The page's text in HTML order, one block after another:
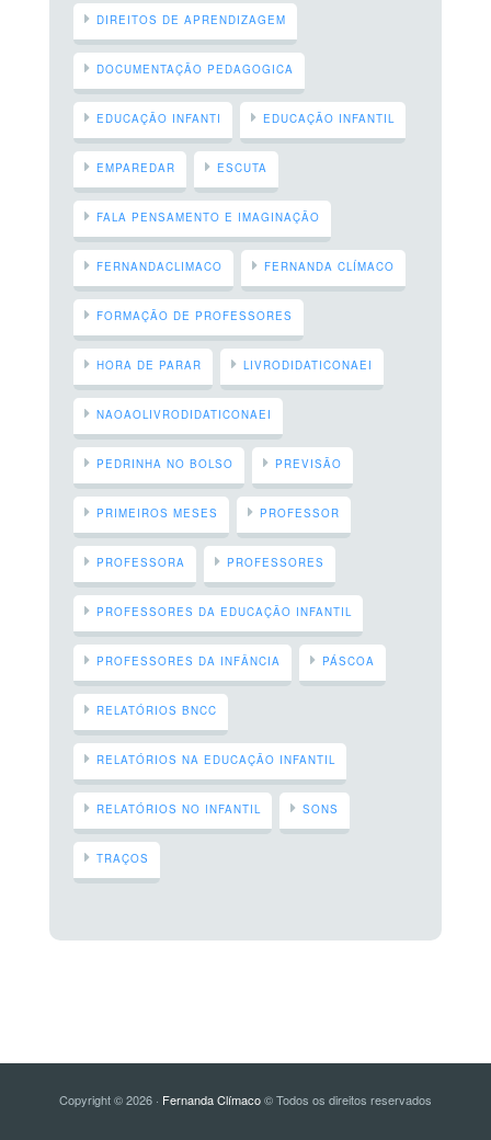
DIREITOS DE APRENDIZAGEM
DOCUMENTAÇÃO PEDAGOGICA
EDUCAÇÃO INFANTI EDUCAÇÃO INFANTIL
EMPAREDAR ESCUTA
FALA PENSAMENTO E IMAGINAÇÃO
FERNANDACLIMACO FERNANDA CLÍMACO
FORMAÇÃO DE PROFESSORES
HORA DE PARAR LIVRODIDATICONAEI
NAOAOLIVRODIDATICONAEI
PEDRINHA NO BOLSO PREVISÃO
PRIMEIROS MESES PROFESSOR
PROFESSORA PROFESSORES
PROFESSORES DA EDUCAÇÃO INFANTIL
PROFESSORES DA INFÂNCIA PÁSCOA
RELATÓRIOS BNCC
RELATÓRIOS NA EDUCAÇÃO INFANTIL
RELATÓRIOS NO INFANTIL SONS
TRAÇOS
Copyright © 2026 · Fernanda Clímaco© Todos os direitos reservados